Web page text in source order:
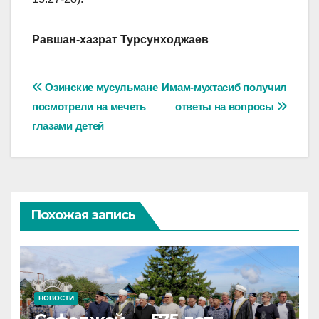
Равшан-хазрат Турсунходжаев
Навигация
по
записям
Имам-мухтасиб получил
ответы на вопросы
Озинские мусульмане
посмотрели на мечеть
глазами детей
Похожая запись
НОВОСТИ